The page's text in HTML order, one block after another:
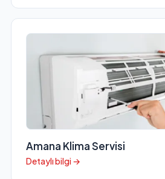
Amana Klima Servisi
Detaylı bilgi →